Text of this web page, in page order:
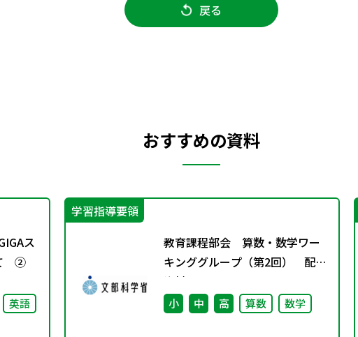
戻る
おすすめの資料
ス
て ②
英語
学習指導要領
教育課程部会 算数・数学ワー
キンググループ（第2回） 配付
資料
小 中 高 算数 数学